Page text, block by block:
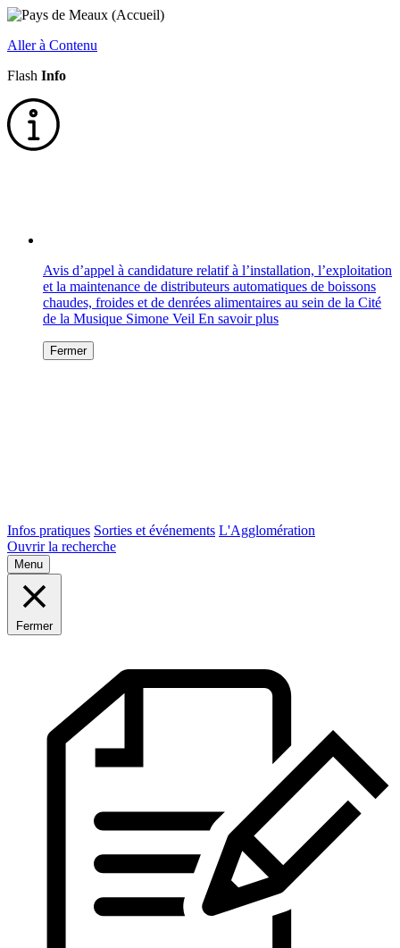
Aller à Contenu
Flash Info
Avis d’appel à candidature relatif à l’installation, l’exploitation
et la maintenance de distributeurs automatiques de boissons
chaudes, froides et de denrées alimentaires au sein de la Cité
de la Musique Simone Veil En savoir plus
Fermer
Infos pratiques Sorties et événements L'Agglomération
Ouvrir la recherche
Menu
Fermer